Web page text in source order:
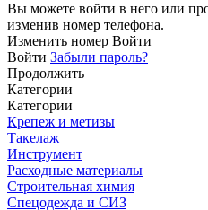
Вы можете войти в него или
изменив номер телефона.
Изменить номер Войти
Войти Забыли пароль?
Продолжить
Категории
Категории
Крепеж и метизы
Такелаж
Инструмент
Расходные материалы
Строительная химия
Спецодежда и СИЗ